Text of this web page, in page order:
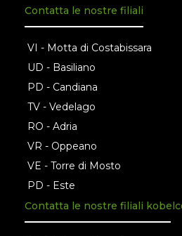
Contatta le nostre filiali
VI - Motta di Costabissara
UD - Basiliano
PD - Candiana
TV - Vedelago
RO - Adria
VR - Oppeano
VE - Torre di Mosto
PD - Este
Contatta le nostre filiali